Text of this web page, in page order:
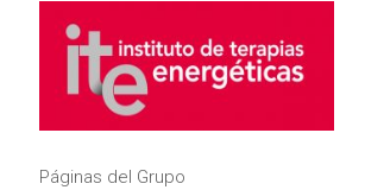
Páginas del Grupo